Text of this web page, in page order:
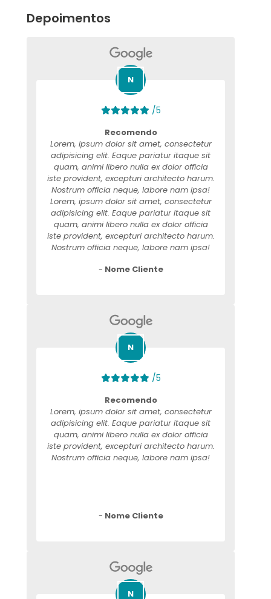
Depoimentos
/5
Recomendo
Lorem, ipsum dolor sit amet, consectetur
adipisicing elit. Eaque pariatur itaque sit
quam, animi libero nulla ex dolor officia
iste provident, excepturi architecto harum.
Nostrum officia neque, labore nam ipsa!
Lorem, ipsum dolor sit amet, consectetur
adipisicing elit. Eaque pariatur itaque sit
quam, animi libero nulla ex dolor officia
iste provident, excepturi architecto harum.
Nostrum officia neque, labore nam ipsa!
- Nome Cliente
/5
Recomendo
Lorem, ipsum dolor sit amet, consectetur
adipisicing elit. Eaque pariatur itaque sit
quam, animi libero nulla ex dolor officia
iste provident, excepturi architecto harum.
Nostrum officia neque, labore nam ipsa!
- Nome Cliente